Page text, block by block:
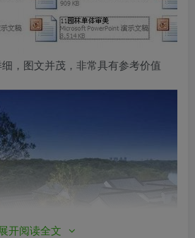
，图文并茂，非常具有参考价值
展开阅读全文